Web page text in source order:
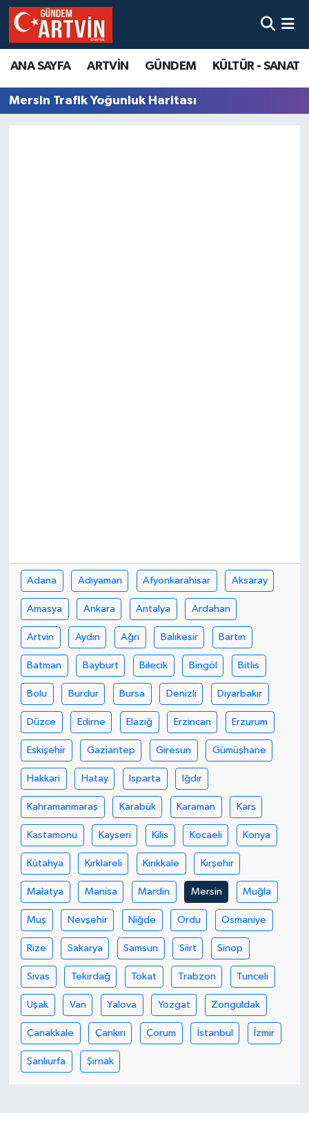
ANA SAYFA ARTVİN GÜNDEM KÜLTÜR - SANAT
Mersin Trafik Yoğunluk Haritası
Adana Adıyaman Afyonkarahisar Aksaray
Amasya Ankara Antalya Ardahan
Artvin Aydın Ağrı Balıkesir Bartın
Batman Bayburt Bilecik Bingöl Bitlis
Bolu Burdur Bursa Denizli Diyarbakır
Düzce Edirne Elazığ Erzincan Erzurum
Eskişehir Gaziantep Giresun Gümüşhane
Hakkari Hatay Isparta Iğdır
Kahramanmaraş Karabük Karaman Kars
Kastamonu Kayseri Kilis Kocaeli Konya
Kütahya Kırklareli Kırıkkale Kırşehir
Malatya Manisa Mardin Mersin Muğla
Muş Nevşehir Niğde Ordu Osmaniye
Rize Sakarya Samsun Siirt Sinop
Sivas Tekirdağ Tokat Trabzon Tunceli
Uşak Van Yalova Yozgat Zonguldak
Çanakkale Çankırı Çorum İstanbul İzmir
Şanlıurfa Şırnak